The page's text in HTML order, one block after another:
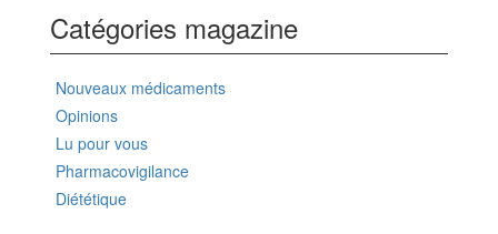
Catégories magazine
Nouveaux médicaments
Opinions
Lu pour vous
Pharmacovigilance
Diététique